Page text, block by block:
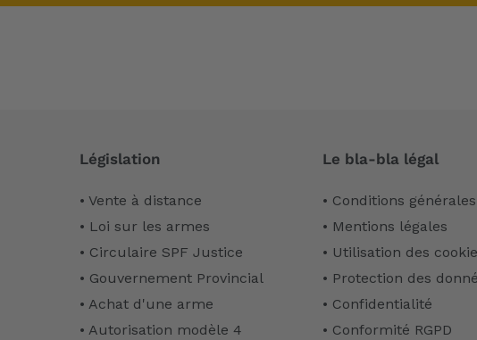
Législation
• Vente à distance
• Loi sur les armes
• Circulaire SPF Justice
• Gouvernement Provincial
• Achat d'une arme
• Autorisation modèle 4
Le bla-bla légal
• Conditions générales
• Mentions légales
• Utilisation des
• Protection des
• Confidentialité
• Conformité RGPD